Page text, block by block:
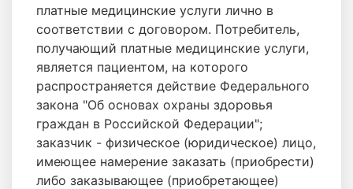
платные медицинские услуги лично в
соответствии с договором. Потребитель,
получающий платные медицинские услуги,
является пациентом, на которого
распространяется действие Федерального
закона "Об основах охраны здоровья
граждан в Российской Федерации";
заказчик - физическое (юридическое) лицо,
имеющее намерение заказать (приобрести)
либо заказывающее (приобретающее)